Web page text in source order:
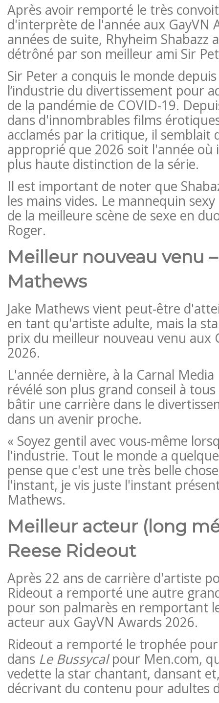
Après avoir remporté le très
d'interprète de l'année aux GayVN
années de suite, Rhyheim Shabazz
détrôné par son meilleur ami Sir
Sir Peter a conquis le monde
l’industrie du divertissement pour
de la pandémie de COVID-19.
dans d'innombrables films
acclamés par la critique, il semblait
approprié que 2026 soit l'année où
plus haute distinction de la série.
Il est important de noter que
les mains vides. Le mannequin
de la meilleure scène de sexe en
Roger.
Meilleur nouveau venu
Mathews
Jake Mathews vient peut-être
en tant qu'artiste adulte, mais la
prix du meilleur nouveau venu aux
2026.
L'année dernière, à la Carnal
révélé son plus grand conseil à
bâtir une carrière dans le
dans un avenir proche.
« Soyez gentil avec vous-même
l'industrie. Tout le monde a
pense que c'est une très belle
l'instant, je vis juste l'instant
Mathews.
Meilleur acteur (long
Reese Rideout
Après 22 ans de carrière d'artiste
Rideout a remporté une autre
pour son palmarès en remportant
acteur aux GayVN Awards 2026.
Rideout a remporté le trophée
dans Le Bussycalpour Men.com,
vedette la star chantant, dansant
décrivant du contenu pour adultes